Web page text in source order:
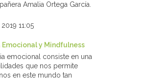
Amalia Ortega García.
11:05
Emocional y Mindfulness
emocional consiste en una
que nos permite
en este mundo tan